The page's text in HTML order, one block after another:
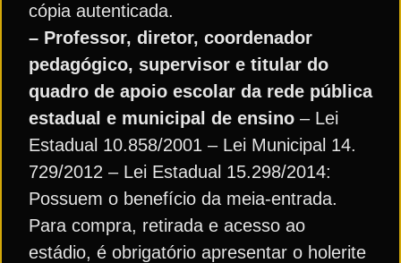
cópia autenticada.
– Professor, diretor, coordenador
pedagógico, supervisor e titular do
quadro de apoio escolar da rede pública
estadual e municipal de ensino – Lei
Estadual 10.858/2001 – Lei Municipal 14.
729/2012 – Lei Estadual 15.298/2014:
Possuem o benefício da meia-entrada.
Para compra, retirada e acesso ao
estádio, é obrigatório apresentar o holerite